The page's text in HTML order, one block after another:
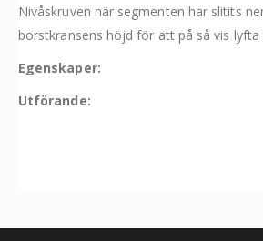
Nivåskruven när segmenten har slitits
borstkransens höjd för att på så vis lyfta
Egenskaper:
Utförande: